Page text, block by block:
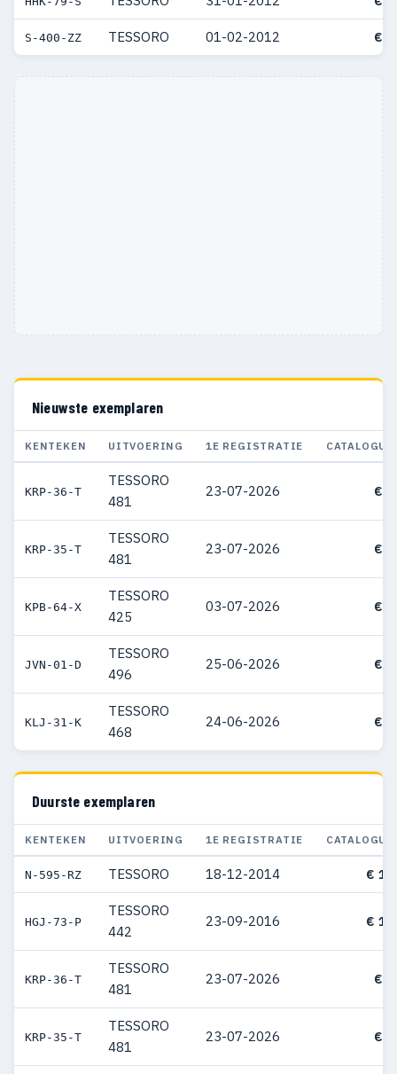
S-400-ZZ TESSORO 01-02-2012 €
Nieuwste exemplaren
KENTEKEN UITVOERING 1E REGISTRATIE
KRP-36-T
TESSORO
481
23-07-2026 €
KRP-35-T
TESSORO
481
23-07-2026 €
KPB-64-X
TESSORO
425
03-07-2026 €
JVN-01-D
TESSORO
496
25-06-2026 €
KLJ-31-K
TESSORO
468
24-06-2026 €
Duurste exemplaren
KENTEKEN UITVOERING 1E REGISTRATIE
N-595-RZ TESSORO 18-12-2014 €
HGJ-73-P
TESSORO
442
23-09-2016 €
KRP-36-T
TESSORO
481
23-07-2026 €
KRP-35-T
TESSORO
481
23-07-2026 €